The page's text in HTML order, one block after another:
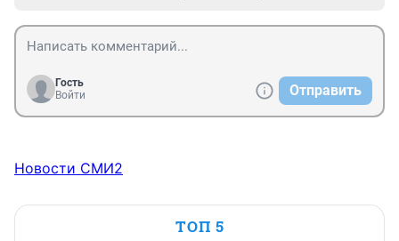
Гость
Войти
Отправить
Новости СМИ2
ТОП 5